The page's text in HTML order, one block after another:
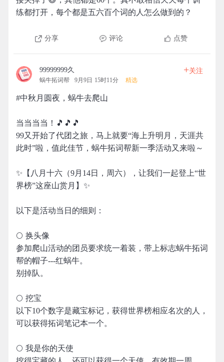
练都打开，每个都是五六百个词的人怎么做到的？
分享 评论 点赞
99999999久
蜗牛拓词帮 9月9日 15时11分 精选
+关注
#中秋月圆夜，蜗牛去爬山
当当当当！🎵🎵🎵
99又开始了代团之旅，马上就要“海上升明月，天涯共
此时”啦，值此佳节，蜗牛拓词帮新一季活动又来啦～
✨【八月十六（9月14日，周六），让我们一起登上“世
界榜”这座山赏月】✨
以下是活动当日的细则：
🌕 换头像
参加爬山活动的团员要求统一着装，带上标志蜗牛拓词
帮的帽子---红蜗牛。
别掉队。
🌕 挖宝
以下10个数字是藏宝标记，获得世界榜相应名次的人，
可以获得拓词笔记本一个。
🌕 我是你的天使